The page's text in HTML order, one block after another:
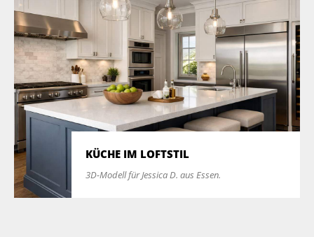
KÜCHE IM LOFTSTIL
3D-Modell für Jessica D. aus Essen.